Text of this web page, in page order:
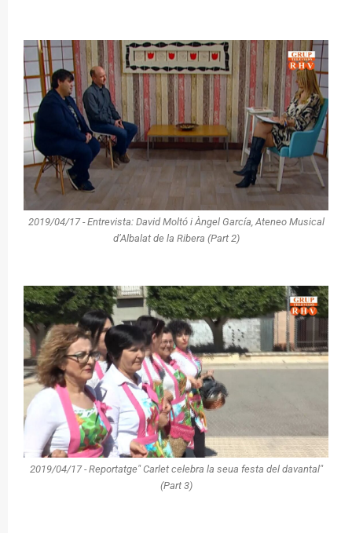
2019/04/17 - Entrevista: David Moltó i Àngel García, Ateneo Musical
d’Albalat de la Ribera (Part 2)
2019/04/17 - Reportatge" Carlet celebra la seua festa del davantal"
(Part 3)